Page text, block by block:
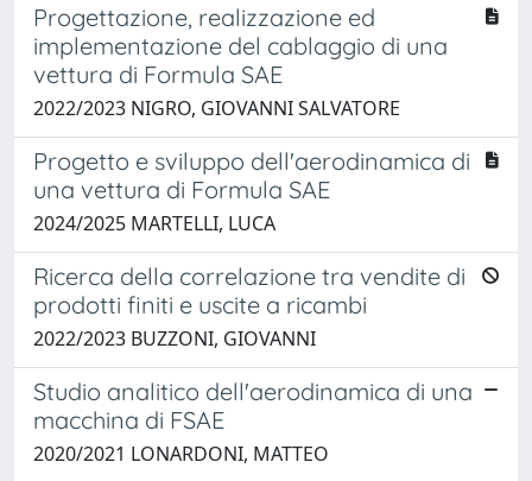
Progettazione, realizzazione ed
implementazione del cablaggio di una
vettura di Formula SAE
2022/2023 NIGRO, GIOVANNI SALVATORE
Progetto e sviluppo dell'aerodinamica di
una vettura di Formula SAE
2024/2025 MARTELLI, LUCA
Ricerca della correlazione tra vendite di
prodotti finiti e uscite a ricambi
2022/2023 BUZZONI, GIOVANNI
Studio analitico dell'aerodinamica di una
macchina di FSAE
2020/2021 LONARDONI, MATTEO